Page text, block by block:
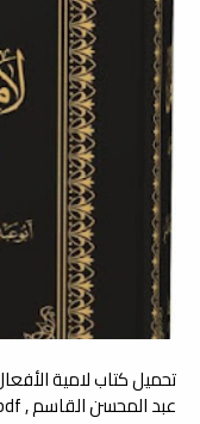
تحميل كتاب لامية
عبد المحسن القاسم , pdf